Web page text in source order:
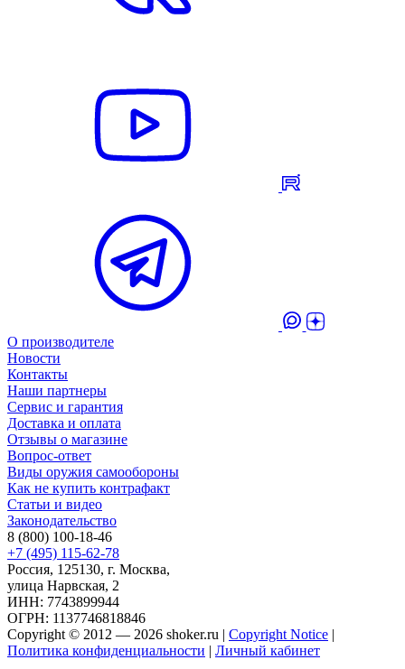
О производителе
Новости
Контакты
Наши партнеры
Сервис и гарантия
Доставка и оплата
Отзывы о магазине
Вопрос-ответ
Виды оружия самообороны
Как не купить контрафакт
Статьи и видео
Законодательство
8 (800) 100-18-46
+7 (495) 115-62-78
Россия, 125130, г. Москва,
улица Нарвская, 2
ИНН: 7743899944
ОГРН: 1137746818846
Copyright © 2012 — 2026 shoker.ru | Copyright Notice |
Политика конфиденциальности | Личный кабинет